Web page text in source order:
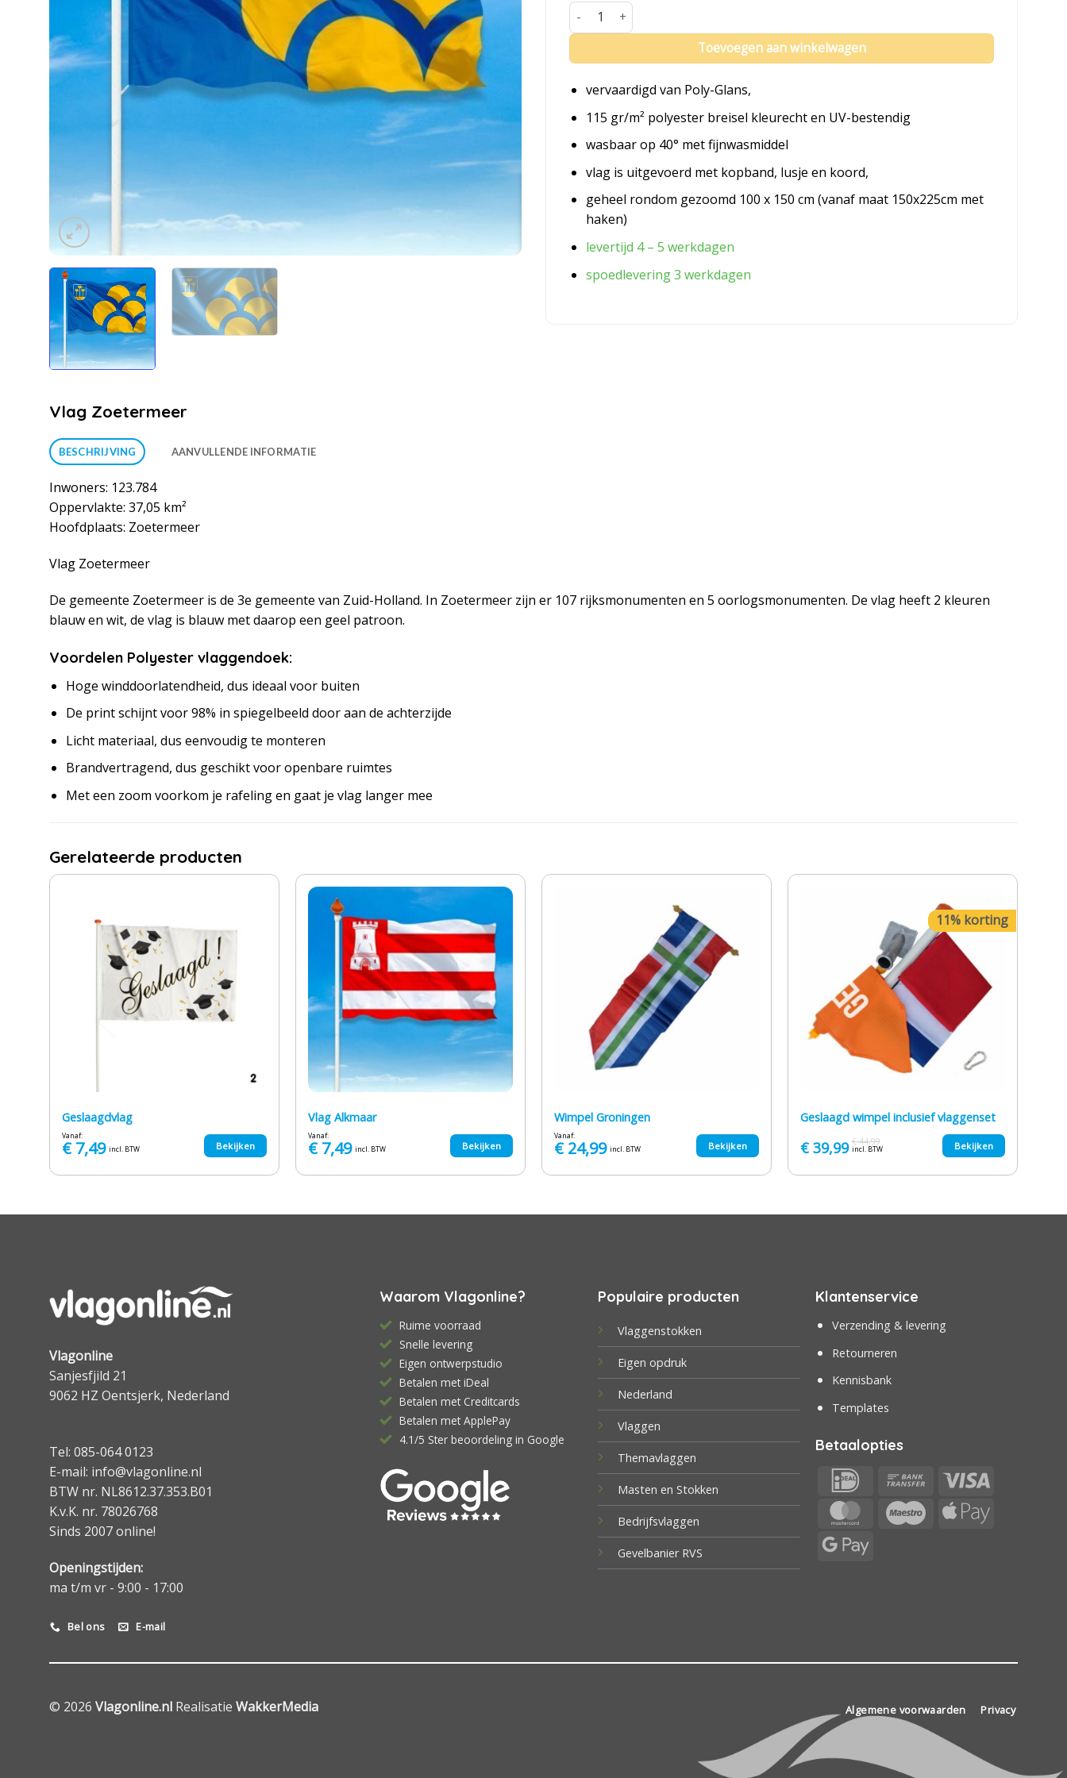
Vlag Zoetermeer aantal
Toevoegen aan winkelwagen
vervaardigd van Poly-Glans,
115 gr/m² polyester breisel kleurecht en UV-bestendig
wasbaar op 40° met fijnwasmiddel
vlag is uitgevoerd met kopband, lusje en koord,
geheel rondom gezoomd 100 x 150 cm (vanaf maat 150x225cm met
haken)
levertijd 4 – 5 werkdagen
spoedlevering 3 werkdagen
Vlag Zoetermeer
BESCHRIJVING AANVULLENDE INFORMATIE
Inwoners: 123.784
Oppervlakte: 37,05 km²
Hoofdplaats: Zoetermeer
Vlag Zoetermeer
De gemeente Zoetermeer is de 3e gemeente van Zuid-Holland. In Zoetermeer zijn er 107 rijksmonumenten en 5 oorlogsmonumenten. De vlag heeft 2 kleuren
blauw en wit, de vlag is blauw met daarop een geel patroon.
Voordelen Polyester vlaggendoek:
Hoge winddoorlatendheid, dus ideaal voor buiten
De print schijnt voor 98% in spiegelbeeld door aan de achterzijde
Licht materiaal, dus eenvoudig te monteren
Brandvertragend, dus geschikt voor openbare ruimtes
Met een zoom voorkom je rafeling en gaat je vlag langer mee
Gerelateerde producten
Geslaagdvlag
Vanaf:
€7,49 incl. BTW Bekijken
Vlag Alkmaar
Vanaf:
€7,49 incl. BTW Bekijken
Wimpel Groningen
Vanaf:
€24,99 incl. BTW Bekijken
11% korting
Geslaagd wimpel inclusief vlaggenset
€44,99
Oorspronkelijke
prijs
€ 44,99.
€39,99Huidige
prijs
€ 39,99.
incl. BTW Bekijken
Vlagonline
Sanjesfjild 21
9062 HZ Oentsjerk, Nederland
Tel: 085-064 0123
E-mail: info@vlagonline.nl
BTW nr. NL8612.37.353.B01
K.v.K. nr. 78026768
Sinds 2007 online!
Openingstijden:
ma t/m vr - 9:00 - 17:00
Bel ons E-mail
Waarom Vlagonline?
Ruime voorraad
Snelle levering
Eigen ontwerpstudio
Betalen met iDeal
Betalen met Creditcards
Betalen met ApplePay
4.1/5 Ster beoordeling in Google
Populaire producten
Vlaggenstokken
Eigen opdruk
Nederland
Vlaggen
Themavlaggen
Masten en Stokken
Bedrijfsvlaggen
Gevelbanier RVS
Klantenservice
Verzending & levering
Retourneren
Kennisbank
Templates
Betaalopties
IDeal
Bank
MasterCard Maestro Apple
Google
© 2026 Vlagonline.nl Realisatie WakkerMedia Algemene voorwaarden Privacy